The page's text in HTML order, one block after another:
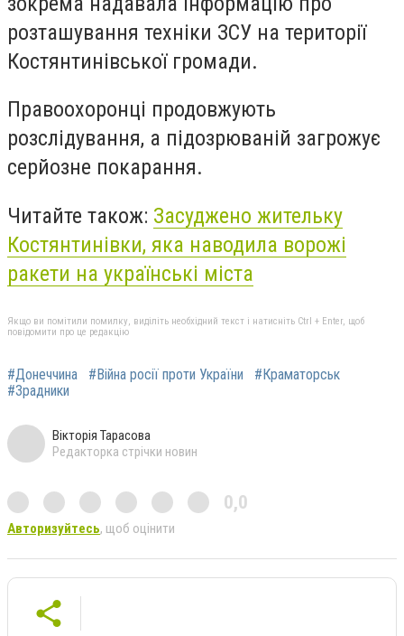
розташування техніки ЗСУ на території
Костянтинівської громади.
Правоохоронці продовжують
розслідування, а підозрюваній загрожує
серйозне покарання.
Читайте також: Засуджено жительку
Костянтинівки, яка наводила ворожі
ракети на українські міста
Якщо ви помітили помилку, виділіть необхідний текст і натисніть Ctrl + Enter, щоб
повідомити про це редакцію
#Донеччина #Війна росії проти України
#Краматорськ
#Зрадники
Вікторія Тарасова
Редакторка стрічки новин
0,0
Авторизуйтесь, щоб оцінити